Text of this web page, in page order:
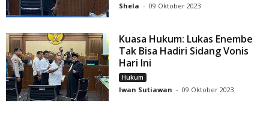
Shela - 09 Oktober 2023
Kuasa Hukum: Lukas Enembe
Tak Bisa Hadiri Sidang Vonis
Hari Ini
Hukum
Iwan Sutiawan - 09 Oktober 2023